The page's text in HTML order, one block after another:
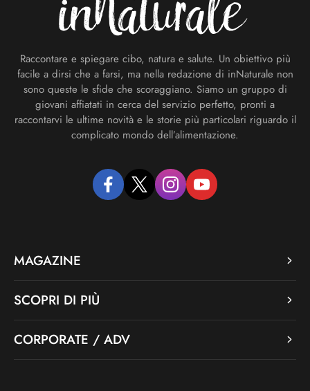
Raccontare e spiegare cibo, natura e salute. Un obiettivo più
facile a dirsi che a farsi, ma nella redazione di inNaturale non
sono queste le sfide che scoraggiano. Siamo un gruppo di
giovani affiatati in cerca del servizio perfetto, pronti a
raccontarvi le ultime novità e le storie più particolari riguardo il
complicato mondo dell’alimentazione.
facebooktwitter instagramyoutube
MAGAZINE
SCOPRI DI PIÙ
CORPORATE / ADV